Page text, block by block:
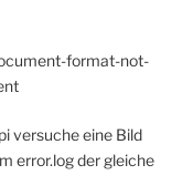
format-not-
versuche eine Bild
error.log der gleiche